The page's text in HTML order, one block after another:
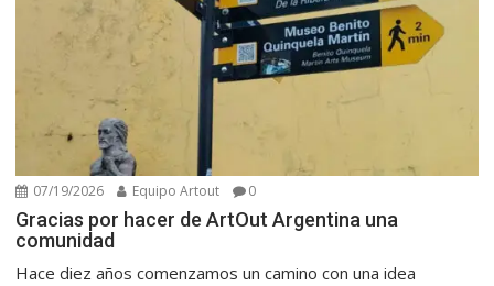
07/19/2026 Equipo Artout 0
Gracias por hacer de ArtOut Argentina una
comunidad
Hace diez años comenzamos un camino con una idea